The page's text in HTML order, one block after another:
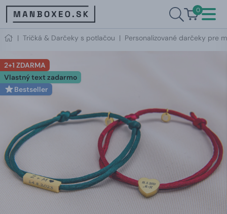
0
| Tričká & Darčeky s potlačou | Personalizované darčeky pre
2+1 ZDARMA
Vlastný text zadarmo
Bestseller